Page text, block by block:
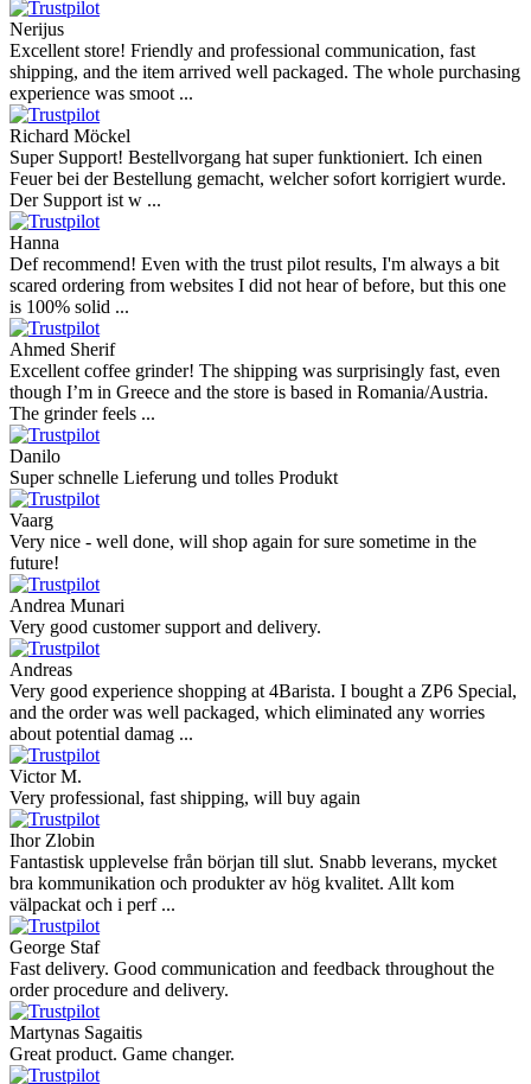
Nerijus
Excellent store! Friendly and professional communication, fast
shipping, and the item arrived well packaged. The whole purchasing
experience was smoot ...
Richard Möckel
Super Support! Bestellvorgang hat super funktioniert. Ich einen
Feuer bei der Bestellung gemacht, welcher sofort korrigiert wurde.
Der Support ist w ...
Hanna
Def recommend! Even with the trust pilot results, I'm always a bit
scared ordering from websites I did not hear of before, but this one
is 100% solid ...
Ahmed Sherif
Excellent coffee grinder! The shipping was surprisingly fast, even
though I’m in Greece and the store is based in Romania/Austria.
The grinder feels ...
Danilo
Super schnelle Lieferung und tolles Produkt
Vaarg
Very nice - well done, will shop again for sure sometime in the
future!
Andrea Munari
Very good customer support and delivery.
Andreas
Very good experience shopping at 4Barista. I bought a ZP6 Special,
and the order was well packaged, which eliminated any worries
about potential damag ...
Victor M.
Very professional, fast shipping, will buy again
Ihor Zlobin
Fantastisk upplevelse från början till slut. Snabb leverans, mycket
bra kommunikation och produkter av hög kvalitet. Allt kom
välpackat och i perf ...
George Staf
Fast delivery. Good communication and feedback throughout the
order procedure and delivery.
Martynas Sagaitis
Great product. Game changer.